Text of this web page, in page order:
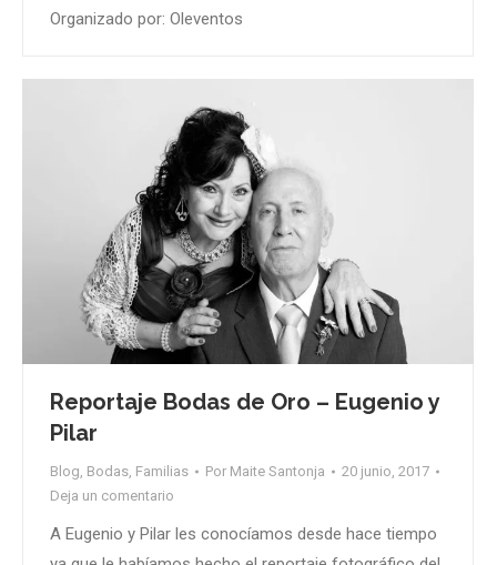
Organizado por: Oleventos
Reportaje Bodas de Oro – Eugenio y
Pilar
Blog Bodas Familias Por Maite Santonja
20 junio, 2017
Deja un comentario
A Eugenio y Pilar les conocíamos desde hace tiempo